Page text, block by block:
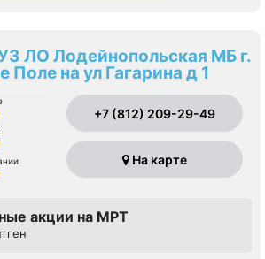
ЛО Лодейнопольская МБ г.
Поле на ул Гагарина д 1
+7 (812) 209-29-49
На карте
акции на МРТ